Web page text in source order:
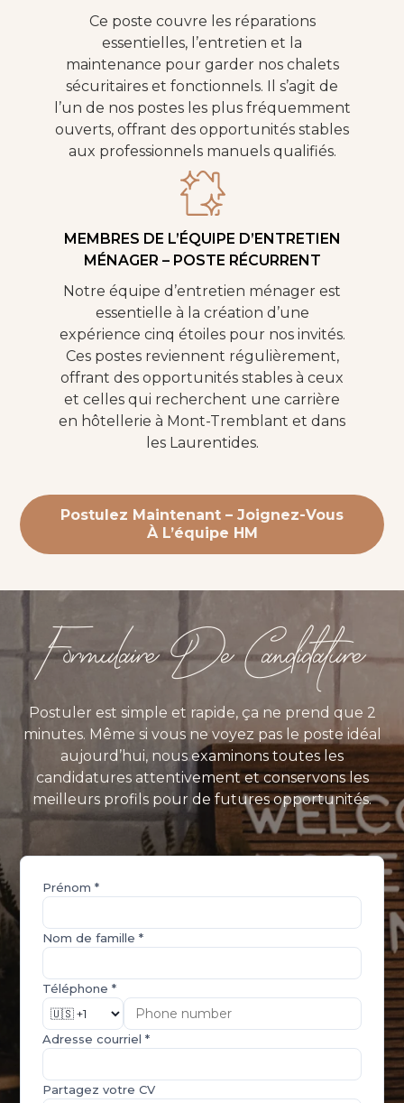
Ce poste couvre les réparations
essentielles, l’entretien et la
maintenance pour garder nos chalets
sécuritaires et fonctionnels. Il s’agit de
l’un de nos postes les plus fréquemment
ouverts, offrant des opportunités stables
aux professionnels manuels qualifiés.
MEMBRES DE L’ÉQUIPE D’ENTRETIEN
MÉNAGER – POSTE RÉCURRENT
Notre équipe d’entretien ménager est
essentielle à la création d’une
expérience cinq étoiles pour nos invités.
Ces postes reviennent régulièrement,
offrant des opportunités stables à ceux
et celles qui recherchent une carrière
en hôtellerie à Mont-Tremblant et dans
les Laurentides.
Postulez Maintenant – Joignez-Vous
À L’équipe HM
Formulaire De Candidature
Postuler est simple et rapide, ça ne prend que 2
minutes. Même si vous ne voyez pas le poste idéal
aujourd’hui, nous examinons toutes les
candidatures attentivement et conservons les
meilleurs profils pour de futures opportunités.